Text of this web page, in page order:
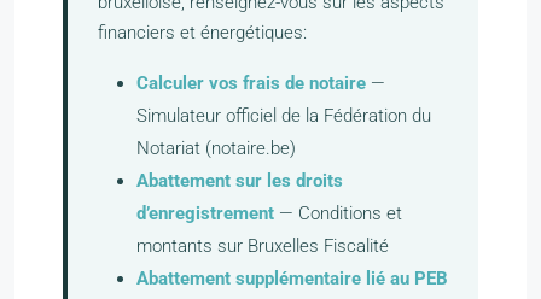
financiers et énergétiques:
Calculer vos frais de notaire —
Simulateur officiel de la Fédération du
Notariat (notaire.be)
Abattement sur les droits
d’enregistrement — Conditions et
montants sur Bruxelles Fiscalité
Abattement supplémentaire lié au PEB